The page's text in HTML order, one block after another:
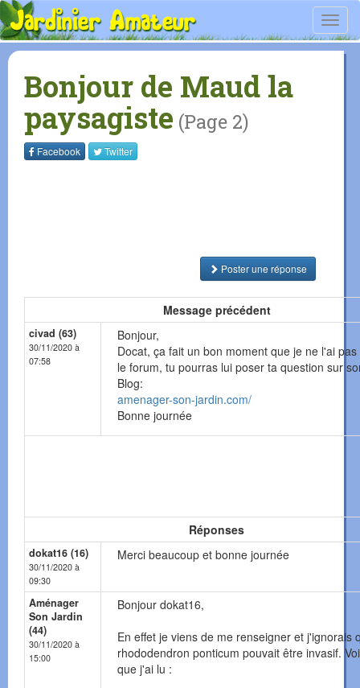
Bonjour de Maud la
paysagiste (Page 2)
Facebook Twitter
Poster une réponse
Message précédent
civad (63)
30/11/2020 à
07:58
Bonjour,
Docat, ça fait un bon moment que je ne l'ai
le forum, tu pourras lui poser ta question sur
Blog:
amenager-son-jardin.com/
Bonne journée
Réponses
dokat16 (16)
30/11/2020 à
09:30
Merci beaucoup et bonne journée
Aménager
Son Jardin
(44)
30/11/2020 à
15:00
Bonjour dokat16,
En effet je viens de me renseigner et j'ignorais
rhododendron ponticum pouvait être invasif.
que j'ai lu :